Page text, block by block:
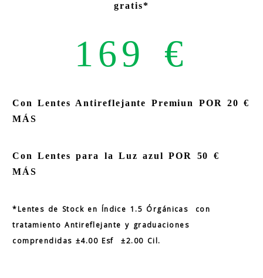
gratis*
169 €
Con Lentes Antireflejante Premiun POR 20 €
MÁS
Con Lentes para la Luz azul POR 50 €
MÁS
*Lentes de Stock en Índice 1.5 Órgánicas con
tratamiento Antireflejante y graduaciones
comprendidas ±4.00 Esf±2.00 Cil.